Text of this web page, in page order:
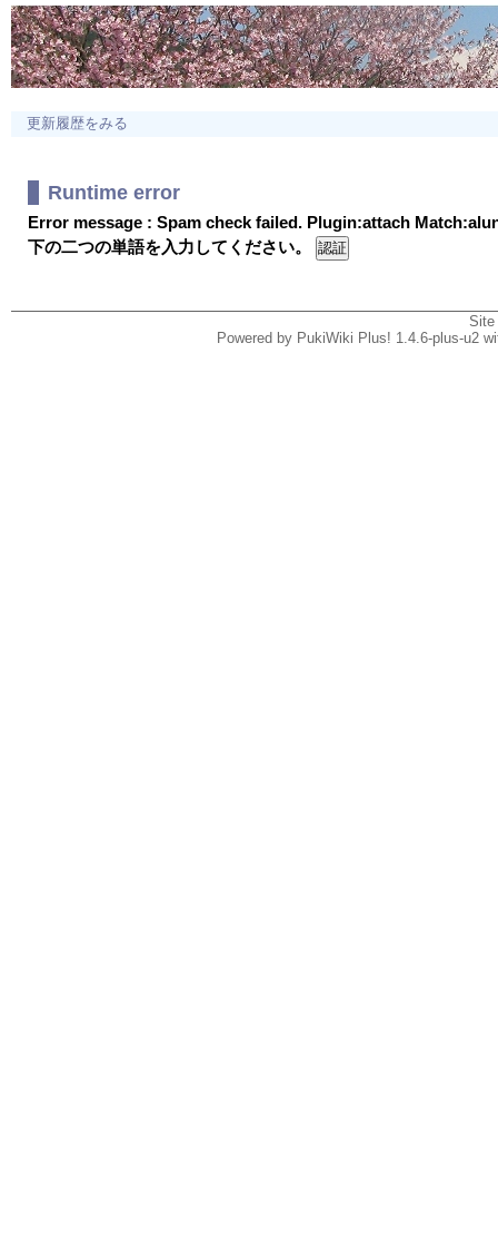
更新履歴をみる
Runtime error
Error message : Spam check failed. Plugin:attach
下の二つの単語を入力してください。
Powered by PukiWiki Plus! 1.4.6-plus-u2